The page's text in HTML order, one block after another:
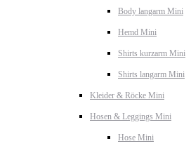
Body langarm Mini
Hemd Mini
Shirts kurzarm Mini
Shirts langarm Mini
Kleider & Röcke Mini
Hosen & Leggings Mini
Hose Mini